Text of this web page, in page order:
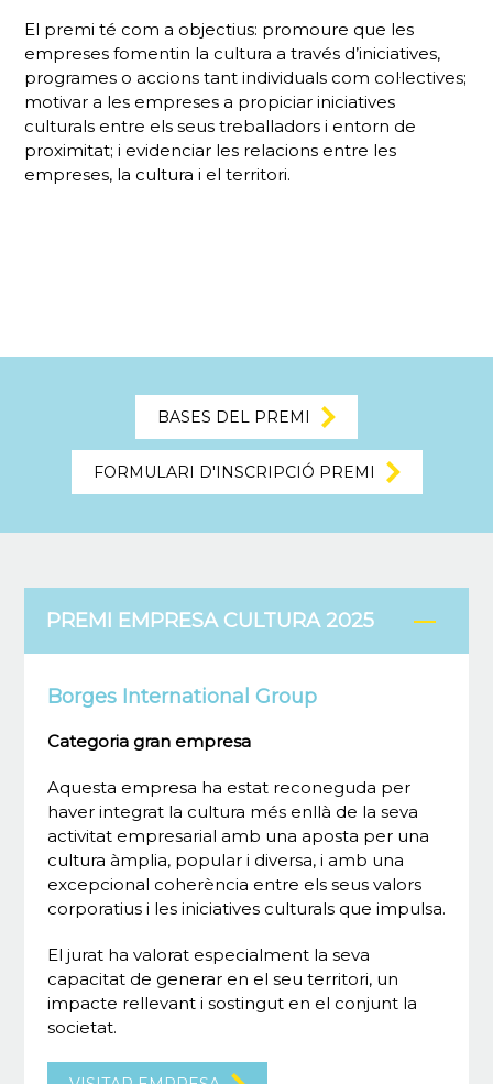
El premi té com a objectius: promoure que les
empreses fomentin la cultura a través d’iniciatives,
programes o accions tant individuals com col·lectives;
motivar a les empreses a propiciar iniciatives
culturals entre els seus treballadors i entorn de
proximitat; i evidenciar les relacions entre les
empreses, la cultura i el territori.
BASES DEL PREMI
FORMULARI D'INSCRIPCIÓ PREMI
PREMI EMPRESA CULTURA 2025
Borges International Group
Categoria gran empresa
Aquesta empresa ha estat reconeguda per
haver integrat la cultura més enllà de la seva
activitat empresarial amb una aposta per una
cultura àmplia, popular i diversa, i amb una
excepcional coherència entre els seus valors
corporatius i les iniciatives culturals que impulsa.
El jurat ha valorat especialment la seva
capacitat de generar en el seu territori, un
impacte rellevant i sostingut en el conjunt la
societat.